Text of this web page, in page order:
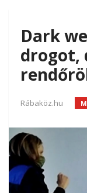
Dark
drogot,
Rábaköz.hu